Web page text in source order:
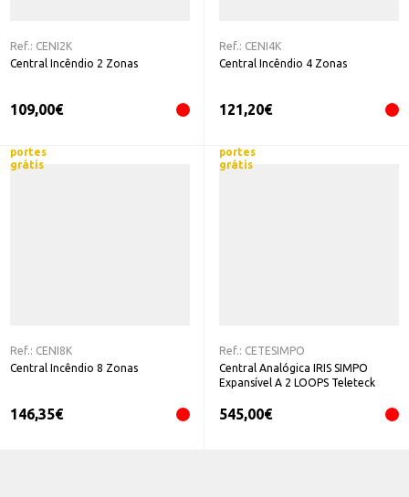
Ref.: CENI2K
Central Incêndio 2 Zonas
109,00€
Ref.: CENI4K
Central Incêndio 4 Zonas
121,20€
portes
grátis
Ref.: CENI8K
Central Incêndio 8 Zonas
146,35€
portes
grátis
Ref.: CETESIMPO
Central Analógica IRIS SIMPO
Expansível A 2 LOOPS Teleteck
545,00€